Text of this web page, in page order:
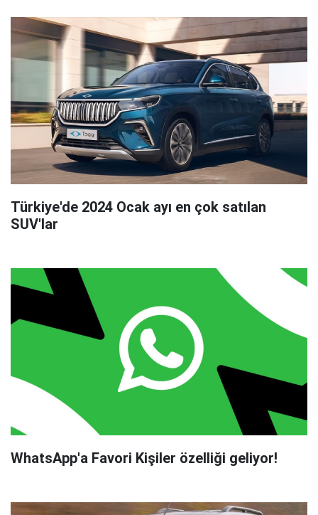
Türkiye'de 2024 Ocak ayı en çok satılan
SUV'lar
WhatsApp'a Favori Kişiler özelliği geliyor!